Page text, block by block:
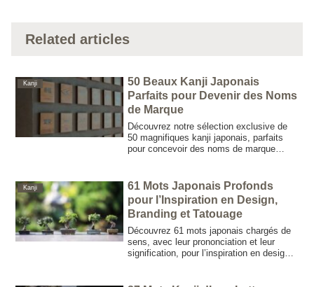
Related articles
Kanji
50 Beaux Kanji Japonais
Parfaits pour Devenir des Noms
de Marque
Découvrez notre sélection exclusive de
50 magnifiques kanji japonais, parfaits
pour concevoir des noms de marque
Kanji
61 Mots Japonais Profonds
pour l’Inspiration en Design,
Branding et Tatouage
Découvrez 61 mots japonais chargés de
sens, avec leur prononciation et leur
signification, pour l’inspiration en design,